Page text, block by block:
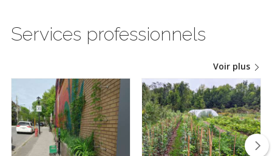
Services professionnels
Voir plus